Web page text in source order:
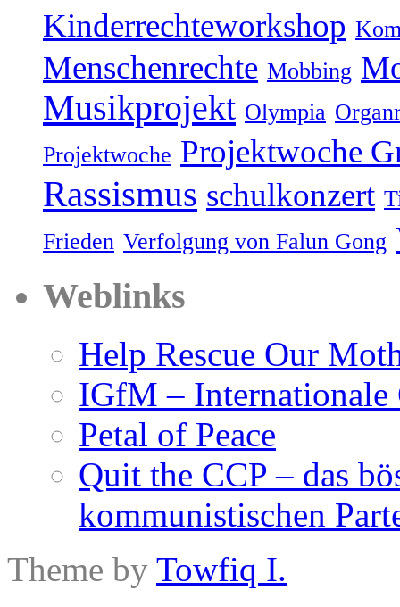
Kinderrechteworkshop
Menschenrechte Mobbing
Musikprojekt Olympia
Projektwoche Projektwoche
Rassismus schulkonzert
Frieden Verfolgung von Falun Gong
Weblinks
Help Rescue Our
IGfM – Internationale
Petal of Peace
Quit the CCP – das
kommunistischen
Theme by Towfiq I.